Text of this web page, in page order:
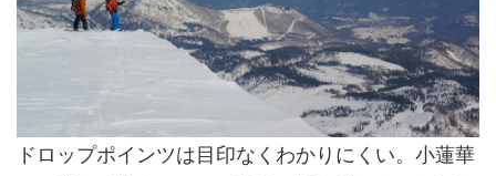
ドロップポインツは目印なくわかりにくい。小蓮華